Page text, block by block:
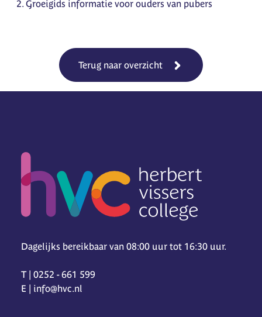
Groeigids informatie voor ouders van pubers
Terug naar overzicht
Dagelijks bereikbaar van 08:00 uur tot 16:30 uur.
T | 0252 - 661 599
E | info@hvc.nl